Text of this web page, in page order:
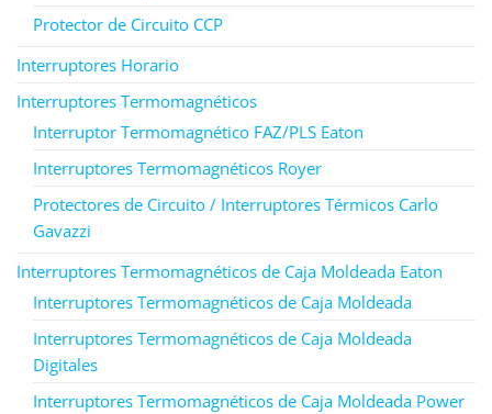
Protector de Circuito CCP
Interruptores Horario
Interruptores Termomagnéticos
Interruptor Termomagnético FAZ/PLS Eaton
Interruptores Termomagnéticos Royer
Protectores de Circuito / Interruptores Térmicos Carlo
Gavazzi
Interruptores Termomagnéticos de Caja Moldeada Eaton
Interruptores Termomagnéticos de Caja Moldeada
Interruptores Termomagnéticos de Caja Moldeada
Digitales
Interruptores Termomagnéticos de Caja Moldeada Power